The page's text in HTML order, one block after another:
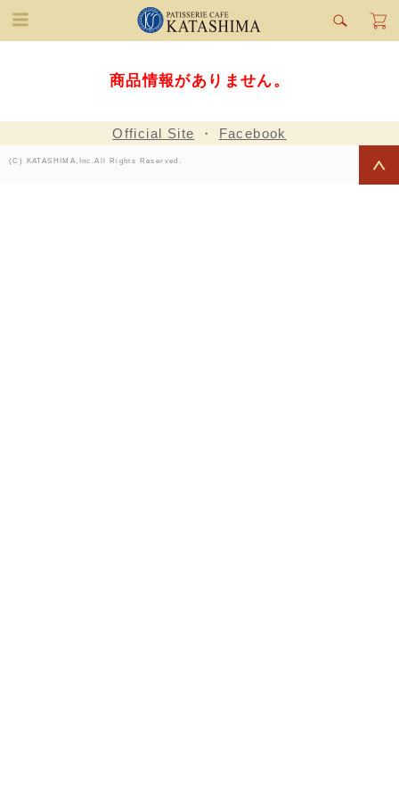
商品情報がありません。
Official Site ・ Facebook
(C) KATASHIMA,Inc.All Rights Reserved.